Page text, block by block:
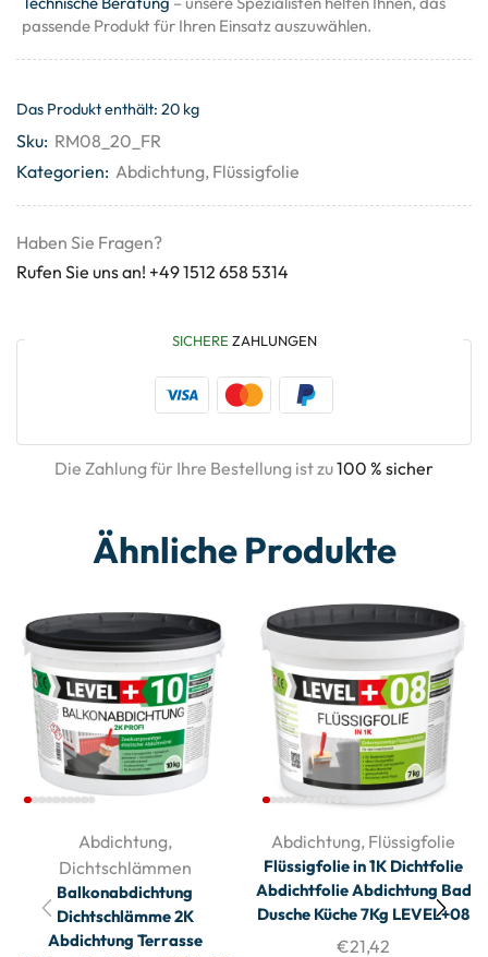
passende Produkt für Ihren Einsatz auszuwählen.
Das Produkt enthält: 20 kg
Sku: RM08_20_FR
Kategorien: Abdichtung, Flüssigfolie
Haben Sie Fragen?
Rufen Sie uns an! +49 1512 658 5314
SICHERE ZAHLUNGEN
Die Zahlung für Ihre Bestellung ist zu100 % sicher
Ähnliche Produkte
Abdichtung,
Dichtschlämmen
Balkonabdichtung
Dichtschlämme 2K
Abdichtung Terrasse
Abdichtung, Flüssigfolie
Flüssigfolie in 1K Dichtfolie
Abdichtfolie Abdichtung Bad
Dusche Küche 7Kg LEVEL+08
€21,42